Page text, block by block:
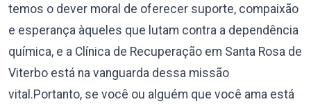
temos o dever moral de oferecer suporte, compaixão
e esperança àqueles que lutam contra a dependência
química, e a Clínica de Recuperação em Santa Rosa de
Viterbo está na vanguarda dessa missão
vital.Portanto, se você ou alguém que você ama está